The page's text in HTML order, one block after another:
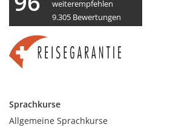
weiterempfehlen
9.305 Bewertungen
Sprachkurse
Allgemeine Sprachkurse